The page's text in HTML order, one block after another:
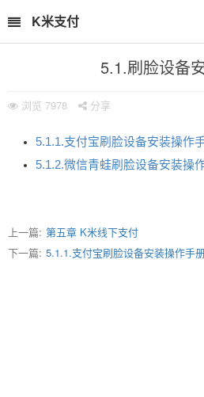
K米支付
5.1.刷脸设备
浏览 7978 分享
5.1.1.支付宝刷脸设备安装操作
5.1.2.微信青蛙刷脸设备安装操
上一篇: 第五章 K米线下支付
下一篇: 5.1.1.支付宝刷脸设备安装操作手